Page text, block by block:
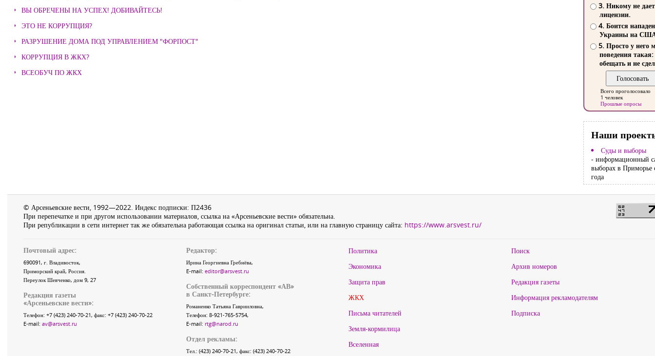
ВЫ ОБРЕЧЕНЫ НА УСПЕХ! ДОБИВАЙТЕСЬ!
ЭТО НЕ КОРРУПЦИЯ?
РАЗРУШЕНИЕ ДОМА ПОД УПРАВЛЕНИЕМ "ФОРПОСТ"
КОРРУПЦИЯ В ЖКХ?
ВСЕОБУЧ ПО ЖКХ
3. Никому не
лицензии.
4. Боится
Украины на
5. Просто у него
поведения такая:
обещать и не
Всего проголосовало
1 человек
Прошлые опросы
Наши
Суды и выборы
- информационный
выборах в Приморье
года
© Арсеньевские вести, 1992—2022. Индекс подписки: П2436
При перепечатке и при другом использовании материалов, ссылка на «Арсеньевские вести» обязательна.
При републикации в сети интернет так же обязательна работающая ссылка на оригинал статьи, или на главную страницу сайта: https://www.arsvest.ru/
Почтовый адрес:
690091, г. Владивосток,
Приморский край, Россия.
Переулок Шевченко, дом 9, 27
Редакция газеты
«Арсеньевские вести»:
Телефон: +7 (423) 240-70-21, факс: +7 (423) 240-70-22
E-mail: av@arsvest.ru
Редактор:
Ирина Георгиевна Гребнёва,
E-mail: editor@arsvest.ru
Собственный корреспондент «АВ»
в Санкт-Петербурге:
Романенко Татьяна Гаврииловна,
Телефон: 8-921-765-5754,
E-mail: rtg@narod.ru
Отдел рекламы:
Тел.: (423) 240-70-21, факс: (423) 240-70-22
Политика
Экономика
Защита прав
ЖКХ
Письма читателей
Земля-кормилица
Вселенная
Поиск
Архив номеров
Редакция газеты
Информация рекламодателям
Подписка